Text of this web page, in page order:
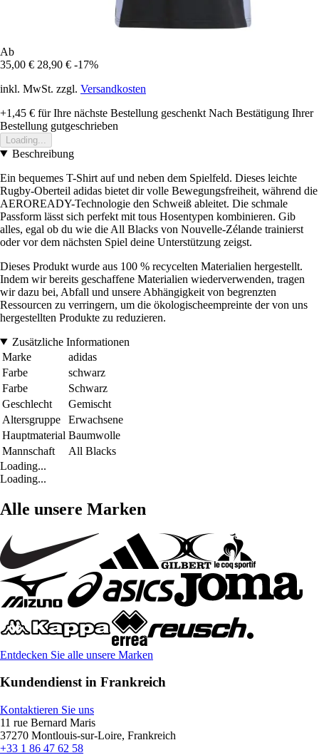
Ab
35,00 € 28,90 € -17%
inkl. MwSt. zzgl. Versandkosten
+1,45 € für Ihre nächste Bestellung geschenkt Nach Bestätigung Ihrer
Bestellung gutgeschrieben
Loading...
Beschreibung
Ein bequemes T-Shirt auf und neben dem Spielfeld. Dieses leichte
Rugby-Oberteil adidas bietet dir volle Bewegungsfreiheit, während die
AEROREADY-Technologie den Schweiß ableitet. Die schmale
Passform lässt sich perfekt mit tous Hosentypen kombinieren. Gib
alles, egal ob du wie die All Blacks von Nouvelle-Zélande trainierst
oder vor dem nächsten Spiel deine Unterstützung zeigst.
Dieses Produkt wurde aus 100 % recycelten Materialien hergestellt.
Indem wir bereits geschaffene Materialien wiederverwenden, tragen
wir dazu bei, Abfall und unsere Abhängigkeit von begrenzten
Ressourcen zu verringern, um die ökologischeempreinte der von uns
hergestellten Produkte zu reduzieren.
Zusätzliche Informationen
Marke
adidas
Farbe
schwarz
Farbe
Schwarz
Geschlecht
Gemischt
Altersgruppe
Erwachsene
Hauptmaterial Baumwolle
Mannschaft
All Blacks
Loading...
Loading...
Alle unsere Marken
Entdecken Sie alle unsere Marken
Kundendienst in Frankreich
Kontaktieren Sie uns
11 rue Bernard Maris
37270 Montlouis-sur-Loire, Frankreich
+33 1 86 47 62 58